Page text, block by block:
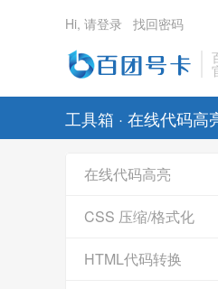
Hi, 请登录 找回密码
工具箱 · 在线代码高
在线代码高亮
CSS 压缩/格式化
HTML代码转换